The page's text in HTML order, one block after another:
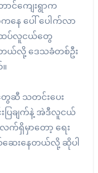
ာင်ကျေးရွာက
နေ ပေါ် ပေါက်လာ
ပ်လူငယ်တွေ
ယ်လို့ ဒေသခံတစ်ဦး
ေဆီ သတင်းပေး
ချက်နဲ့ အဲဒီလူငယ်
က်ရှိမှာတော့ ရေး
ဆေးနေတယ်လို့ ဆိုပါ